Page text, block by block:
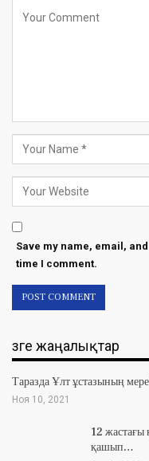
Save my name, email,
time I comment.
Өзге жаңалықтар
Таразда Ұлт ұстазының
Ноя 10, 2021
12 жастағы
қашып…